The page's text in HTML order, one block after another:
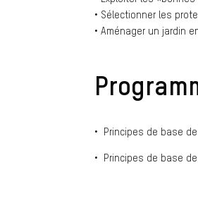
• Sélectionner les
• Aménager un jardin
• Principes de base
• Principes de base